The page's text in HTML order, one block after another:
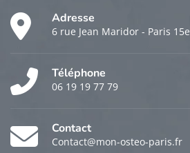
Adresse
6 rue Jean Maridor - Paris 15e
Téléphone
06 19 19 77 79
Contact
Contact@mon-osteo-paris.fr